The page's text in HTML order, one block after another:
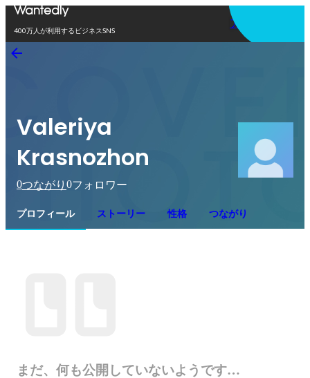
400万人が利用するビジネスSNS
アプリを使う
Valeriya
Krasnozhon
0つながり 0フォロワー
プロフィール ストーリー 性格 つながり
まだ、何も公開していないようです…